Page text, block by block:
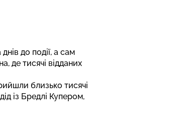
до події, а сам
де тисячі відданих
близько тисячі
із Бредлі Купером,